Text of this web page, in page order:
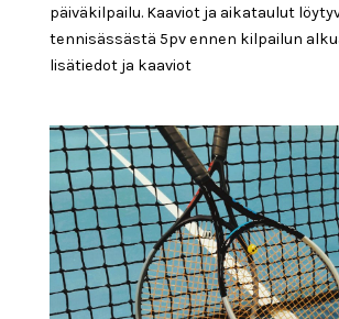
päiväkilpailu. Kaaviot ja aikataulut
tennisässästä 5pv ennen kilpailun
lisätiedot ja kaaviot